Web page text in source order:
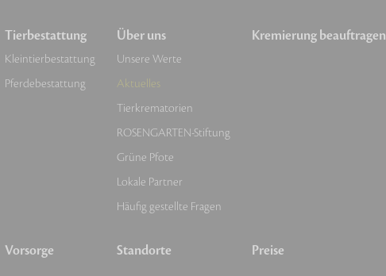
Tierbestattung
Kleintierbestattung
Pferdebestattung
Vorsorge
Über uns
Unsere Werte
Aktuelles
Tierkrematorien
ROSENGARTEN-Stiftung
Grüne Pfote
Lokale Partner
Häufig gestellte Fragen
Standorte
Kremierung beauftragen
Preise